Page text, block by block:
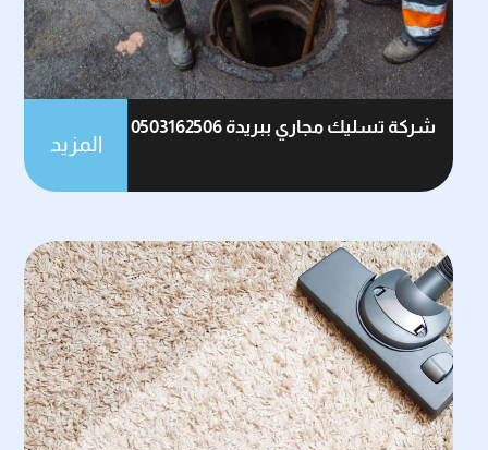
شركة تسليك مجاري ببريدة 0503162506
المزيد